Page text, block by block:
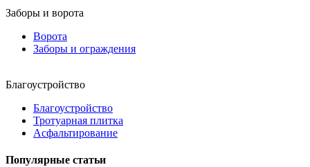
Заборы и ворота
Ворота
Заборы и ограждения
Благоустройство
Благоустройство
Тротуарная плитка
Асфальтирование
Популярные статьи